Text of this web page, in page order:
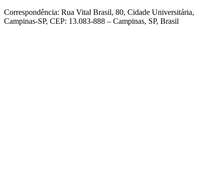
Correspondência: Rua Vital Brasil, 80, Cidade Universitária,
Campinas-SP, CEP: 13.083-888 – Campinas, SP, Brasil